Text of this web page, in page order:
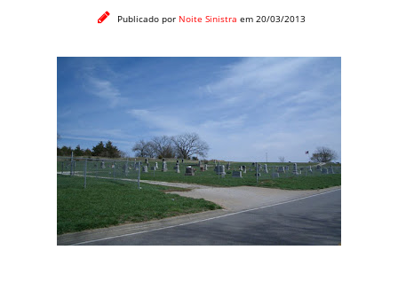
Publicado por Noite Sinistra em 20/03/2013